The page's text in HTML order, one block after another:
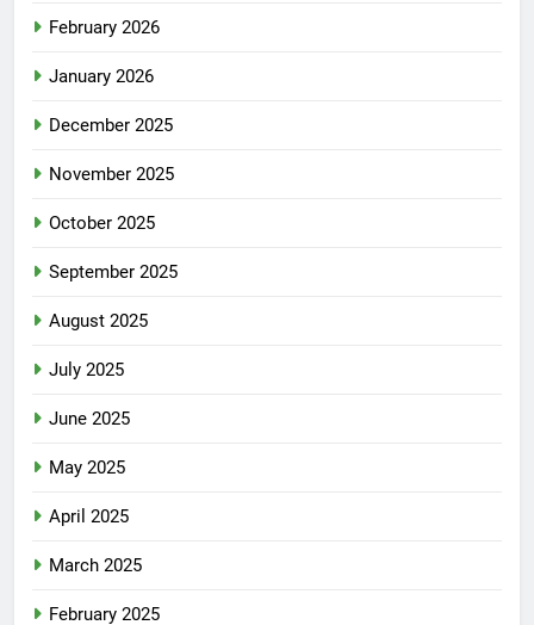
February 2026
January 2026
December 2025
November 2025
October 2025
September 2025
August 2025
July 2025
June 2025
May 2025
April 2025
March 2025
February 2025